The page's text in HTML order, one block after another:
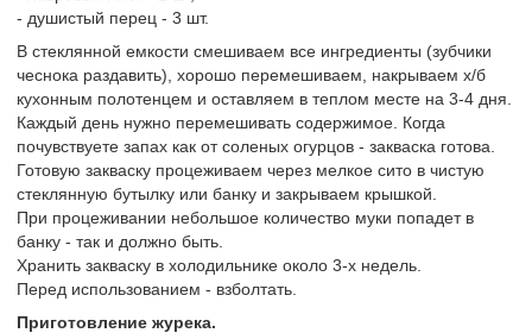
- душистый перец - 3 шт.
В стеклянной емкости смешиваем все ингредиенты (зубчики
чеснока раздавить), хорошо перемешиваем, накрываем х/б
кухонным полотенцем и оставляем в теплом месте на 3-4 дня.
Каждый день нужно перемешивать содержимое. Когда
почувствуете запах как от соленых огурцов - закваска готова.
Готовую закваску процеживаем через мелкое сито в чистую
стеклянную бутылку или банку и закрываем крышкой.
При процеживании небольшое количество муки попадет в
банку - так и должно быть.
Хранить закваску в холодильнике около 3-х недель.
Перед использованием - взболтать.
Приготовление журека.